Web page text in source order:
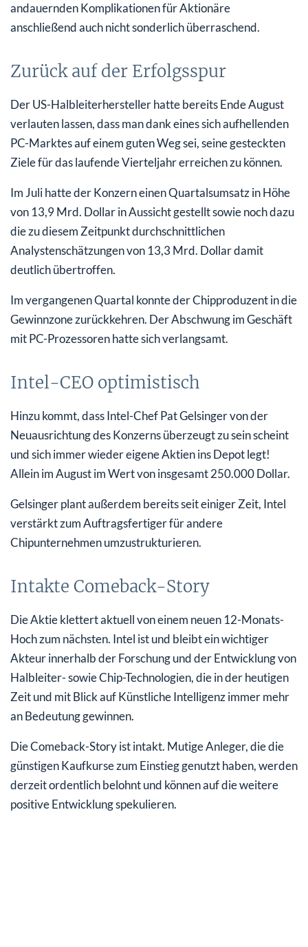
andauernden Komplikationen für Aktionäre
anschließend auch nicht sonderlich überraschend.
Zurück auf der Erfolgsspur
Der US-Halbleiterhersteller hatte bereits Ende August
verlauten lassen, dass man dank eines sich aufhellenden
PC-Marktes auf einem guten Weg sei, seine gesteckten
Ziele für das laufende Vierteljahr erreichen zu können.
Im Juli hatte der Konzern einen Quartalsumsatz in Höhe
von 13,9 Mrd. Dollar in Aussicht gestellt sowie noch dazu
die zu diesem Zeitpunkt durchschnittlichen
Analystenschätzungen von 13,3 Mrd. Dollar damit
deutlich übertroffen.
Im vergangenen Quartal konnte der Chipproduzent in die
Gewinnzone zurückkehren. Der Abschwung im Geschäft
mit PC-Prozessoren hatte sich verlangsamt.
Intel-CEO optimistisch
Hinzu kommt, dass Intel-Chef Pat Gelsinger von der
Neuausrichtung des Konzerns überzeugt zu sein scheint
und sich immer wieder eigene Aktien ins Depot legt!
Allein im August im Wert von insgesamt 250.000 Dollar.
Gelsinger plant außerdem bereits seit einiger Zeit, Intel
verstärkt zum Auftragsfertiger für andere
Chipunternehmen umzustrukturieren.
Intakte Comeback-Story
Die Aktie klettert aktuell von einem neuen 12-Monats-
Hoch zum nächsten. Intel ist und bleibt ein wichtiger
Akteur innerhalb der Forschung und der Entwicklung von
Halbleiter- sowie Chip-Technologien, die in der heutigen
Zeit und mit Blick auf Künstliche Intelligenz immer mehr
an Bedeutung gewinnen.
Die Comeback-Story ist intakt. Mutige Anleger, die die
günstigen Kaufkurse zum Einstieg genutzt haben, werden
derzeit ordentlich belohnt und können auf die weitere
positive Entwicklung spekulieren.